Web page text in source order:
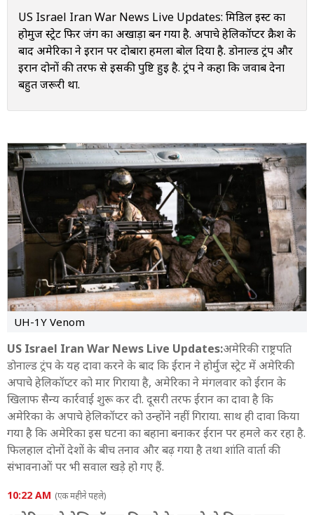
ईरान पर हमले शुरू, ट्रंप बोले- जवाब देना बहुत जरूरी था
4:07 AM
ईरान ने ट्रंप का दावा नकारा
4:06 AM
US Israel Iran War News Live Updates: मिडिल ईस्ट का
होर्मुज स्ट्रेट फिर जंग का अखाड़ा बन गया है. अपाचे हेलिकॉप्टर क्रैश के
बाद अमेरिका ने ईरान पर दोबारा हमला बोल दिया है. डोनाल्ड ट्रंप और
ईरान दोनों की तरफ से इसकी पुष्टि हुई है. ट्रंप ने कहा कि जवाब देना
बहुत जरूरी था.
UH-1Y Venom
US Israel Iran War News Live Updates:अमेरिकी राष्ट्रपति
डोनाल्ड ट्रंप के यह दावा करने के बाद कि ईरान ने होर्मुज स्ट्रेट में अमेरिकी
अपाचे हेलिकॉप्टर को मार गिराया है, अमेरिका ने मंगलवार को ईरान के
खिलाफ सैन्य कार्रवाई शुरू कर दी. दूसरी तरफ ईरान का दावा है कि
अमेरिका के अपाचे हेलिकॉप्टर को उन्होंने नहीं गिराया. साथ ही दावा किया
गया है कि अमेरिका इस घटना का बहाना बनाकर ईरान पर हमले कर रहा है.
फिलहाल दोनों देशों के बीच तनाव और बढ़ गया है तथा शांति वार्ता की
संभावनाओं पर भी सवाल खड़े हो गए हैं.
10:22 AM (एक महीने पहले)